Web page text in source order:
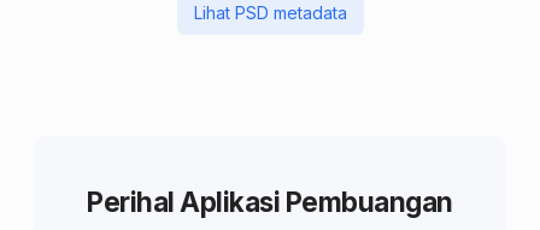
Lihat PSD metadata
Perihal Aplikasi Pembuangan